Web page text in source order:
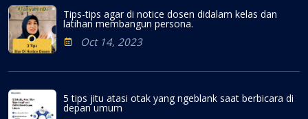
Tips-tips agar di notice dosen didalam kelas dan
latihan membangun persona.
Oct 14, 2023
5 tips jitu atasi otak yang ngeblank saat berbicara di
depan umum